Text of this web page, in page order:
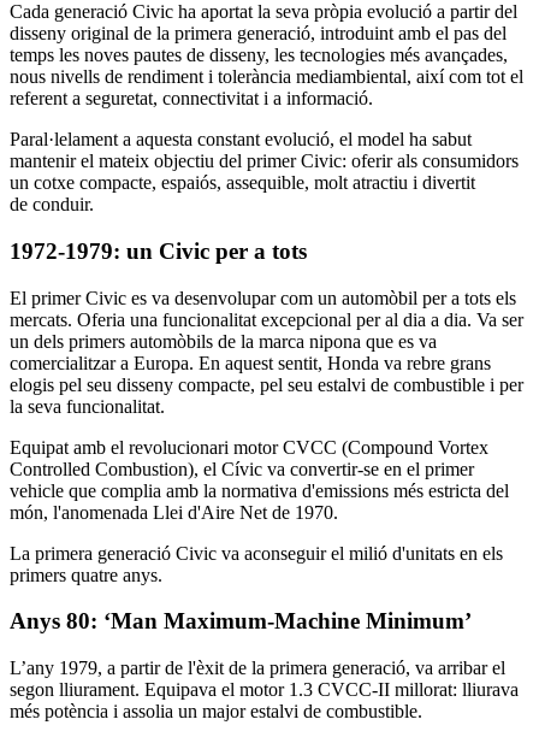
Cada generació Civic ha aportat la seva pròpia evolució a partir del
disseny original de la primera generació, introduint amb el pas del
temps les noves pautes de disseny, les tecnologies més avançades,
nous nivells de rendiment i tolerància mediambiental, així com tot el
referent a seguretat, connectivitat i a informació.
Paral·lelament a aquesta constant evolució, el model ha sabut
mantenir el mateix objectiu del primer Civic: oferir als consumidors
un cotxe compacte, espaiós, assequible, molt atractiu i divertit
de conduir.
1972-1979: un Civic per a tots
El primer Civic es va desenvolupar com un automòbil per a tots els
mercats. Oferia una funcionalitat excepcional per al dia a dia. Va ser
un dels primers automòbils de la marca nipona que es va
comercialitzar a Europa. En aquest sentit, Honda va rebre grans
elogis pel seu disseny compacte, pel seu estalvi de combustible i per
la seva funcionalitat.
Equipat amb el revolucionari motor CVCC (Compound Vortex
Controlled Combustion), el Cívic va convertir-se en el primer
vehicle que complia amb la normativa d'emissions més estricta del
món, l'anomenada Llei d'Aire Net de 1970.
La primera generació Civic va aconseguir el milió d'unitats en els
primers quatre anys.
Anys 80: ‘Man Maximum-Machine Minimum’
L’any 1979, a partir de l'èxit de la primera generació, va arribar el
segon lliurament. Equipava el motor 1.3 CVCC-II millorat: lliurava
més potència i assolia un major estalvi de combustible.